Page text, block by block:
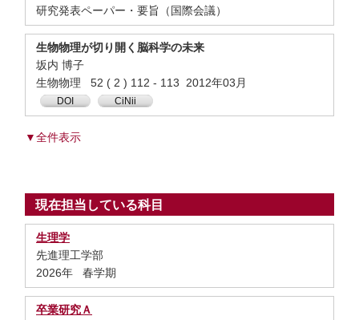
研究発表ペーパー・要旨（国際会議）
生物物理が切り開く脳科学の未来
坂内 博子
生物物理 52 ( 2 ) 112 - 113 2012年03月
DOI CiNii
▼全件表示
現在担当している科目
生理学
先進理工学部
2026年 春学期
卒業研究Ａ